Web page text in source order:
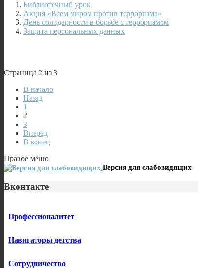
Библиотечный урок
Акция «Всем миром против терроризма»
День солидарности в борьбе с терроризмом
Защита персональных данных
Страница 2 из 3
В начало
Назад
1
2
3
Вперёд
В конец
Правое меню
Версия для слабовидящих
Вконтакте
Профессионалитет
Навигаторы детства
Сотрудничество